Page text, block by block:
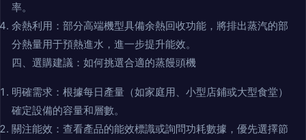
率。
余熱利用：部分高端機型具備余熱回收功能，將排出蒸汽的部
分熱量用于預熱進水，進一步提升能效。
四、選購建議：如何挑選合適的蒸饅頭機
明確需求：根據每日產量（如家庭用、小型店鋪或大型食堂）
確定設備的容量和層數。
關注能效：查看產品的能效標識或詢問功耗數據，優先選擇節